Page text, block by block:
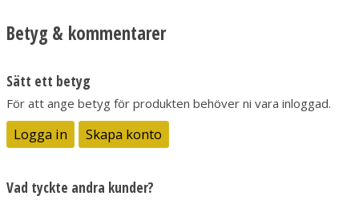
Betyg & kommentarer
Sätt ett betyg
För att ange betyg för produkten behöver ni vara inloggad.
Logga in Skapa konto
Vad tyckte andra kunder?